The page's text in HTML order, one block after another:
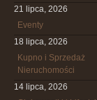
21 lipca, 2026
Eventy
18 lipca, 2026
Kupno i Sprzedaż
Nieruchomości
14 lipca, 2026